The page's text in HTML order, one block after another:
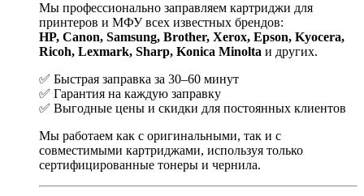
Мы профессионально заправляем картриджи для
принтеров и МФУ всех известных брендов:
HP, Canon, Samsung, Brother, Xerox, Epson, Kyocera,
Ricoh, Lexmark, Sharp, Konica Minolta и других.
✅ Быстрая заправка за 30–60 минут
✅ Гарантия на каждую заправку
✅ Выгодные цены и скидки для постоянных клиентов
Мы работаем как с оригинальными, так и с
совместимыми картриджами, используя только
сертифицированные тонеры и чернила.